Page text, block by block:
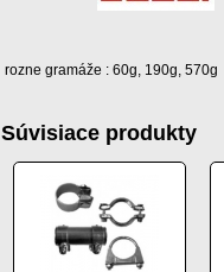
rozne gramáže : 60g, 190g, 570g
Súvisiace produkty